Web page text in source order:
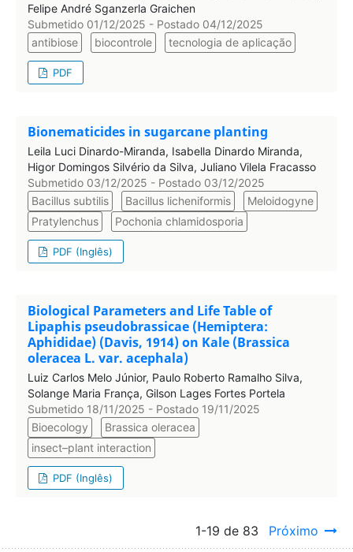
Felipe André Sganzerla Graichen
Submetido 01/12/2025 - Postado 04/12/2025
antibiose
biocontrole tecnologia de aplicação
PDF
Bionematicides in sugarcane planting
Leila Luci Dinardo-Miranda, Isabella Dinardo Miranda,
Higor Domingos Silvério da Silva, Juliano Vilela Fracasso
Submetido 03/12/2025 - Postado 03/12/2025
Bacillus subtilis
Bacillus licheniformis
Meloidogyne
Pratylenchus
Pochonia chlamidosporia
PDF (Inglês)
Biological Parameters and Life Table of
Lipaphis pseudobrassicae (Hemiptera:
Aphididae) (Davis, 1914) on Kale (Brassica
oleracea L. var. acephala)
Luiz Carlos Melo Júnior, Paulo Roberto Ramalho Silva,
Solange Maria França, Gilson Lages Fortes Portela
Submetido 18/11/2025 - Postado 19/11/2025
Bioecology
Brassica oleracea
insect–plant interaction
PDF (Inglês)
1-19 de 83 Próximo